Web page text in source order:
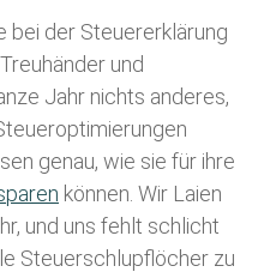
bei der Steuererklärung
und
Jahr nichts anderes,
genau, wie sie für ihre
können. Wir Laien
und uns fehlt schlicht
Steuerschlupflöcher zu